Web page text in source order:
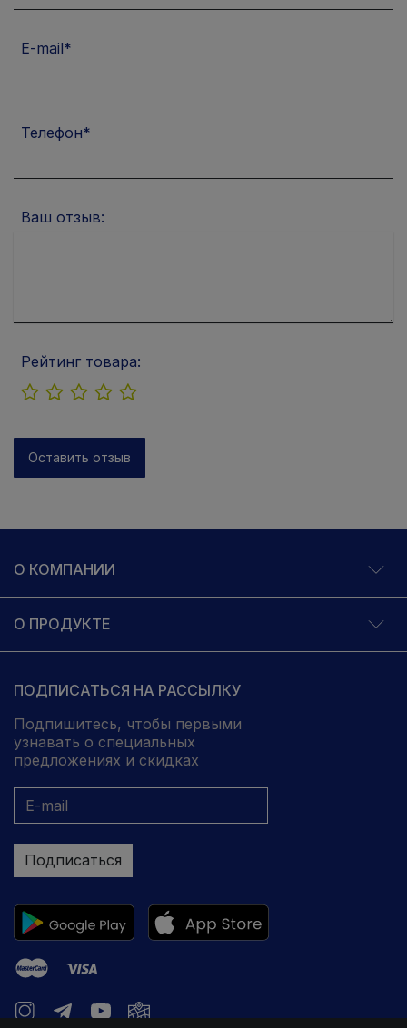
E-mail
Телефон
Ваш отзыв:
Рейтинг товара:
Оставить отзыв
О КОМПАНИИ
О ПРОДУКТЕ
ПОДПИСАТЬСЯ НА РАССЫЛКУ
Подпишитесь, чтобы первыми
узнавать о специальных
предложениях и скидках
Подписаться